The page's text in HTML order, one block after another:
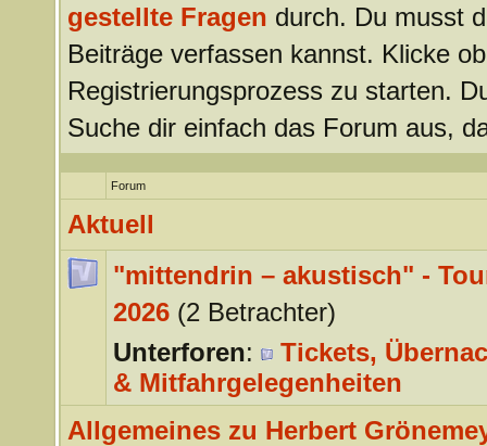
gestellte Fragen durch. Du musst
Beiträge verfassen kannst. Klicke
Registrierungsprozess zu starten.
Suche dir einfach das Forum aus,
Forum
Aktuell
"mittendrin – akustisch" -
2026 (2 Betrachter)
Unterforen:
Tickets,
& Mitfahrgelegenheiten
Allgemeines zu Herbert